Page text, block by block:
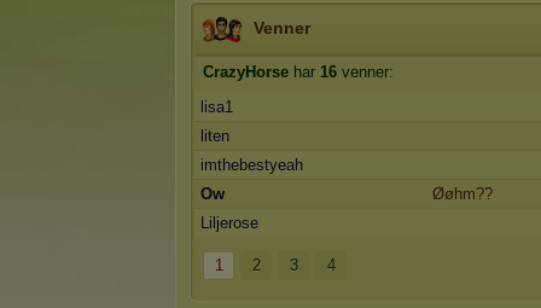
Venner
CrazyHorse har 16 venner:
lisa1
liten
imthebestyeah
Ow
Øøhm??
Liljerose
1 2 3 4